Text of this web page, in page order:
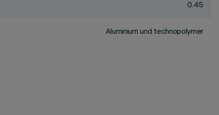
0.45
Aluminium und technopolymer